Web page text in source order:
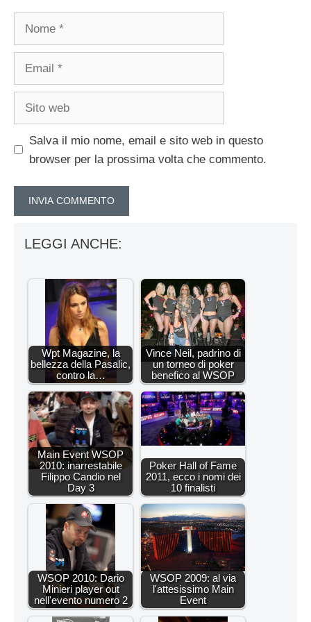
Salva il mio nome, email e sito web in questo
browser per la prossima volta che commento.
LEGGI ANCHE:
Wpt Magazine, la
bellezza della Pasalic,
contro la…
Vince Neil, padrino di
un torneo di poker
benefico al WSOP
Main Event WSOP
2010: inarrestabile
Filippo Candio nel
Day 3
Poker Hall of Fame
2011, ecco i nomi dei
10 finalisti
WSOP 2010: Dario
Minieri player out
nell'evento numero 2
WSOP 2009: al via
l'attesissimo Main
Event